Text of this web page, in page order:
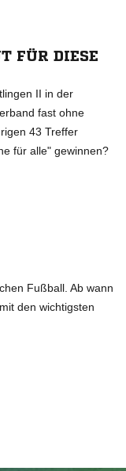
DIESE K
II in der
fast ohne
43 Treffer
für alle" gewinnen?
Fußball. Ab wann
mit den wichtigsten